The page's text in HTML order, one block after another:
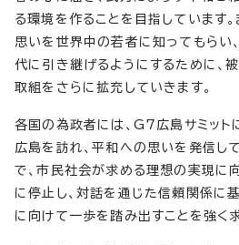
る環境を作ることを目指しています
思いを世界中の若者に知ってもらい
代に引き継げるようにするために、
取組をさらに拡充していきます。
各国の為政者には、G7広島サミット
広島を訪れ、平和への思いを発信し
で、市民社会が求める理想の実現に
に停止し、対話を通じた信頼関係に
に向けて一歩を踏み出すことを強く求